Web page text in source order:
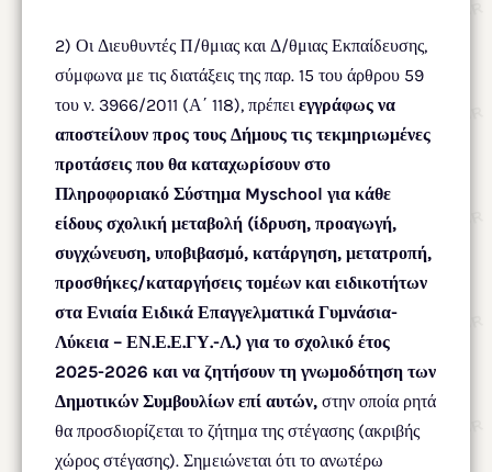
2) Οι Διευθυντές Π/θμιας και Δ/θμιας Εκπαίδευσης,
σύμφωνα με τις διατάξεις της παρ. 15 του άρθρου 59
του ν. 3966/2011 (Α΄ 118), πρέπειεγγράφως να
αποστείλουν προς τους Δήμους τις τεκμηριωμένες
προτάσεις που θα καταχωρίσουν στο
Πληροφοριακό Σύστημα Myschool για κάθε
είδους σχολική μεταβολή (ίδρυση, προαγωγή,
συγχώνευση, υποβιβασμό, κατάργηση, μετατροπή,
προσθήκες/καταργήσεις τομέων και ειδικοτήτων
στα Ενιαία Ειδικά Επαγγελματικά Γυμνάσια-
Λύκεια – ΕΝ.Ε.Ε.ΓΥ.-Λ.) για το σχολικό έτος
2025-2026 και να ζητήσουν τη γνωμοδότηση των
Δημοτικών Συμβουλίων επί αυτών, στην οποία ρητά
θα προσδιορίζεται το ζήτημα της στέγασης (ακριβής
χώρος στέγασης). Σημειώνεται ότι το ανωτέρω